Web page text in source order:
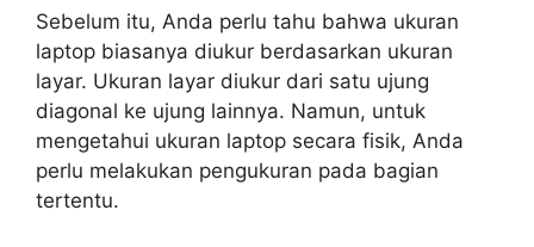
Sebelum itu, Anda perlu tahu bahwa ukuran
laptop biasanya diukur berdasarkan ukuran
layar. Ukuran layar diukur dari satu ujung
diagonal ke ujung lainnya. Namun, untuk
mengetahui ukuran laptop secara fisik, Anda
perlu melakukan pengukuran pada bagian
tertentu.